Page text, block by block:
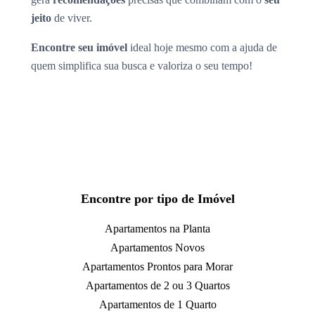
jeito de viver.
Encontre seu imóvel ideal hoje mesmo com a ajuda de
quem simplifica sua busca e valoriza o seu tempo!
Encontre por tipo de Imóvel
Apartamentos na Planta
Apartamentos Novos
Apartamentos Prontos para Morar
Apartamentos de 2 ou 3 Quartos
Apartamentos de 1 Quarto